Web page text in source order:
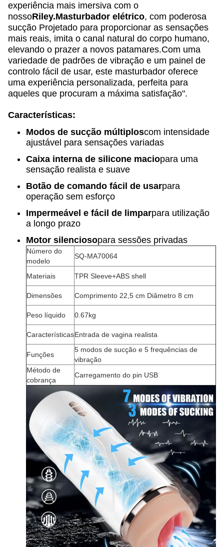
experiência mais imersiva com o
nossoRiley.Masturbador elétrico, com poderosa
sucção Projetado para proporcionar as sensações
mais reais, imita o canal natural do corpo humano,
elevando o prazer a novos patamares.Com uma
variedade de padrões de vibração e um painel de
controlo fácil de usar, este masturbador oferece
uma experiência personalizada, perfeita para
aqueles que procuram a máxima satisfação".
Características:
Modos de sucção múltiploscom intensidade
ajustável para sensações variadas
Caixa interna de silicone maciopara uma
sensação realista e suave
Botão de comando fácil de usarpara
operação sem esforço
Impermeável e fácil de limparpara utilização
a longo prazo
Motor silenciosopara sessões privadas
Número do
modelo
SQ-MA70064
Materiais TPR Sleeve+ABS shell
Dimensões Comprimento 22,5 cm Diâmetro 8 cm
Peso líquido 0.67kg
CaracterísticasEntrada de vagina realista
Funções
5 modos de sucção e 5 frequências de
vibração
Método de
cobrança
Carregamento do pin USB